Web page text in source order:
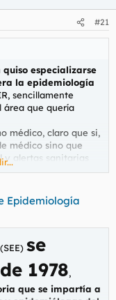
#21
quiso especializarse
la epidemiología
sencillamente
área que quería
médico, claro que si,
médico sino que
y alertas sanitarias
Epidemiología
se
1978,
que se impartía a